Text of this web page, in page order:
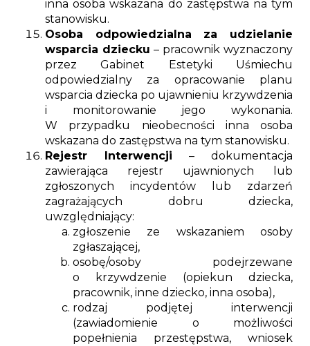
inna osoba wskazana do zastępstwa na tym
stanowisku.
Osoba odpowiedzialna za udzielanie
wsparcia dziecku – pracownik wyznaczony
przez Gabinet Estetyki Uśmiechu
odpowiedzialny za opracowanie planu
wsparcia dziecka po ujawnieniu krzywdzenia
i monitorowanie jego wykonania.
W przypadku nieobecności inna osoba
wskazana do zastępstwa na tym stanowisku.
Rejestr Interwencji – dokumentacja
zawierająca rejestr ujawnionych lub
zgłoszonych incydentów lub zdarzeń
zagrażających dobru dziecka,
uwzględniający:
zgłoszenie ze wskazaniem osoby
zgłaszającej,
osobę/osoby podejrzewane
o krzywdzenie (opiekun dziecka,
pracownik, inne dziecko, inna osoba),
rodzaj podjętej interwencji
(zawiadomienie o możliwości
popełnienia przestępstwa, wniosek